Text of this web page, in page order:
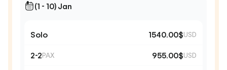
(1 - 10) Jan
Solo 1540.00$USD
2-2PAX 955.00$USD